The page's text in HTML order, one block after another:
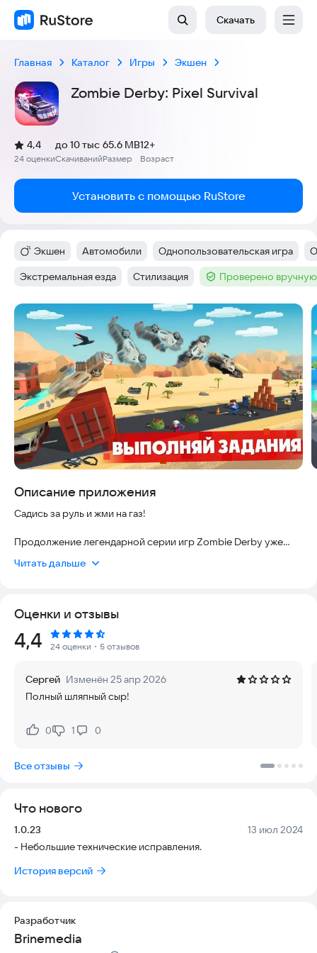
Скачать
Главная Каталог Игры Экшен
Zombie Derby: Pixel Survival
Рейтинг:
4,4
(
24 оценки
)
Скачиваний
до 10 тыс
Размер
65.6 MB
Возраст
12+
Установить с помощью RuStore
Категория
Экшен Тег:
Автомобили Тег:
Однопользовательская игра
Тег:
Экстремальная езда Тег:
Стилизация Тег :Проверено
Скриншоты
Описание приложения
Садись за руль и жми на газ!
Продолжение легендарной серии игр Zombie Derby уже
оптимизирована для современных устройств и регулярно
Пробейся через орды зомби и километры препятствий в
ураганной гоночной аркаде. Взгляни на мир зомби-
апокалипсиса по-новому. Еще ни разу уничтожение зомби
🧟Дави зомби и взрывай 🚧препятствия
Тебя ждут десятки различных зомби и препятствий.
🚗Покупай и улучшай тачки
Фургон с мороженым, багги и даже танк!
🔍Исследуй уровни
Читать дальше
Оценки и отзывы
Рейтинг:
4,4 24 оценки ・5 отзывов
Сергей Изменён 25 апр 2026
Полный шляпный сыр!
Нравится:
0Не нравится:
1 0
Все отзывы
Что нового
Версия:
1.0.23 Дата:
13 июл 2024
- Небольшие технические исправления.
История версий
Разработчик
Brinemedia